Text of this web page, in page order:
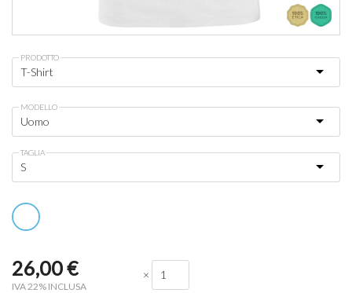
PRODOTTO
MODELLO
TAGLIA
26,00€
IVA 22% INCLUSA
×